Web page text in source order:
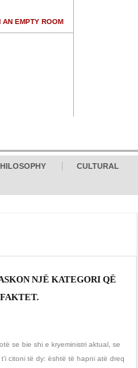
EMPTY ROOM
CULTURAL
NJË KATEGORI QË
se bie shi e kryeministri aktual, se
citoni të dy: është të hapni atë dreq